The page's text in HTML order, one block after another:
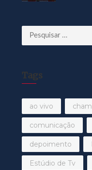
Pesquisar
por:
Tags
ao vivo
comunicação
depoimento
Estúdio de Tv